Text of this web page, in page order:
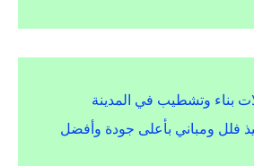
بناء وتشطيب في المدينة
فلل ومباني بأعلى جودة وأفضل